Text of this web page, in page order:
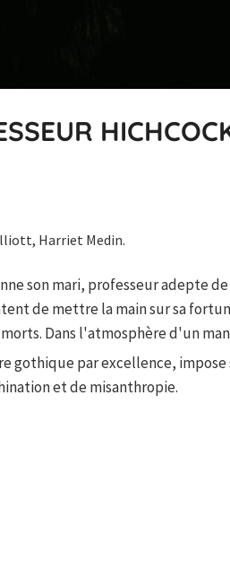
Harriet Medin.
son mari, professeur adepte de
de mettre la main sur sa
Dans l'atmosphère d'un
gothique par excellence, impose
et de misanthropie.